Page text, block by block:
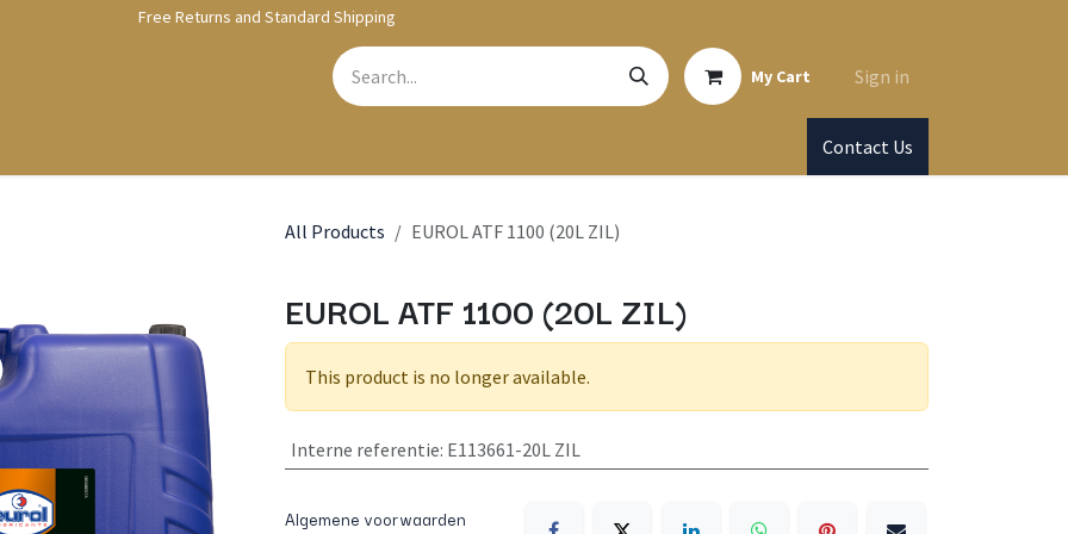
Free Returns and Standard Shipping
My Cart Sign in
Contact Us
All Products EUROL ATF 1100 (20L ZIL)
EUROL ATF 1100 (20L ZIL)
This product is no longer available.
Interne referentie: E113661-20L ZIL
Algemene voorwaarden